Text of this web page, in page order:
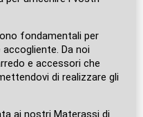
fondamentali per
Da noi
e accessori che
di realizzare gli
ai nostri Materassi di